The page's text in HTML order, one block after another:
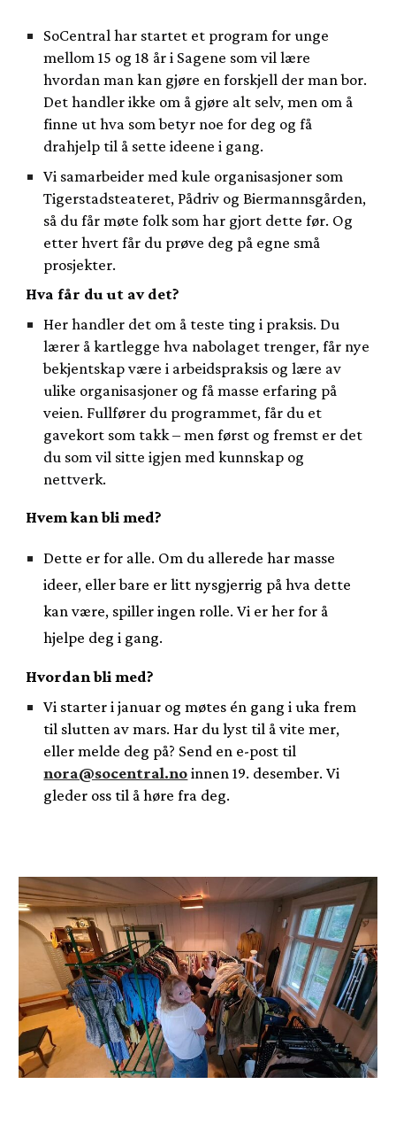
SoCentral har startet et program for unge
mellom 15 og 18 år i Sagene som vil lære
hvordan man kan gjøre en forskjell der man bor.
Det handler ikke om å gjøre alt selv, men om å
finne ut hva som betyr noe for deg og få
drahjelp til å sette ideene i gang.
Vi samarbeider med kule organisasjoner som
Tigerstadsteateret, Pådriv og Biermannsgården,
så du får møte folk som har gjort dette før. Og
etter hvert får du prøve deg på egne små
prosjekter.
Hva får du ut av det?
Her handler det om å teste ting i praksis. Du
lærer å kartlegge hva nabolaget trenger, får nye
bekjentskap være i arbeidspraksis og lære av
ulike organisasjoner og få masse erfaring på
veien. Fullfører du programmet, får du et
gavekort som takk – men først og fremst er det
du som vil sitte igjen med kunnskap og
nettverk.
Hvem kan bli med?
Dette er for alle. Om du allerede har masse
ideer, eller bare er litt nysgjerrig på hva dette
kan være, spiller ingen rolle. Vi er her for å
hjelpe deg i gang.
Hvordan bli med?
Vi starter i januar og møtes én gang i uka frem
til slutten av mars. Har du lyst til å vite mer,
eller melde deg på? Send en e-post til
nora@socentral.noinnen 19. desember. Vi
gleder oss til å høre fra deg.